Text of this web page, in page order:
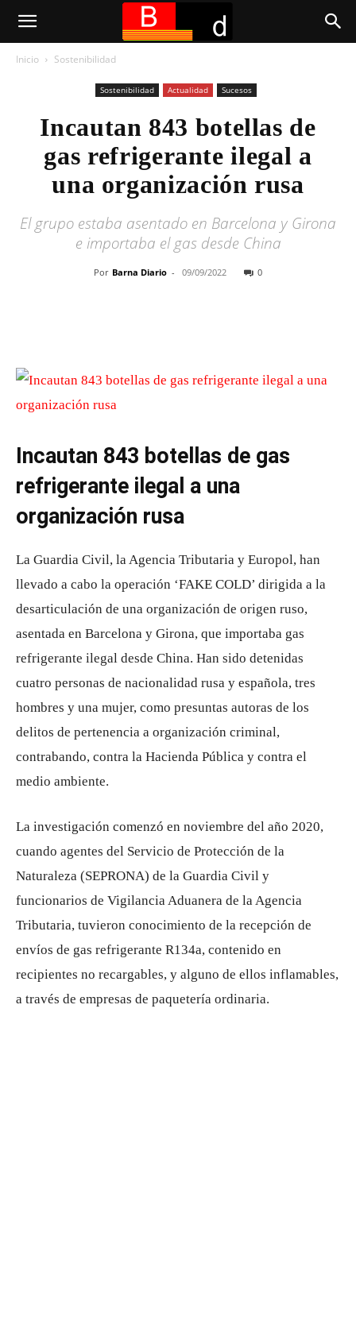
Inicio Sostenibilidad
Sostenibilidad Actualidad Sucesos
Incautan 843 botellas de
gas refrigerante ilegal a
una organización rusa
El grupo estaba asentado en Barcelona y Girona
e importaba el gas desde China
Por Barna Diario - 09/09/2022 0
Incautan 843 botellas de gas
refrigerante ilegal a una
organización rusa
La Guardia Civil, la Agencia Tributaria y Europol, han
llevado a cabo la operación ‘FAKE COLD’ dirigida a la
desarticulación de una organización de origen ruso,
asentada en Barcelona y Girona, que importaba gas
refrigerante ilegal desde China. Han sido detenidas
cuatro personas de nacionalidad rusa y española, tres
hombres y una mujer, como presuntas autoras de los
delitos de pertenencia a organización criminal,
contrabando, contra la Hacienda Pública y contra el
medio ambiente.
La investigación comenzó en noviembre del año 2020,
cuando agentes del Servicio de Protección de la
Naturaleza (SEPRONA) de la Guardia Civil y
funcionarios de Vigilancia Aduanera de la Agencia
Tributaria, tuvieron conocimiento de la recepción de
envíos de gas refrigerante R134a, contenido en
recipientes no recargables, y alguno de ellos inflamables,
a través de empresas de paquetería ordinaria.